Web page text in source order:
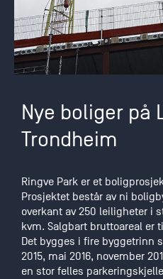
Nye boliger på
Trondheim
Ringve Park er et
Prosjektet består av ni
overkant av 250 leiligheter i
kvm. Salgbart bruttoareal er
Det bygges i fire byggetrinn
2015, mai 2016, november
en stor felles